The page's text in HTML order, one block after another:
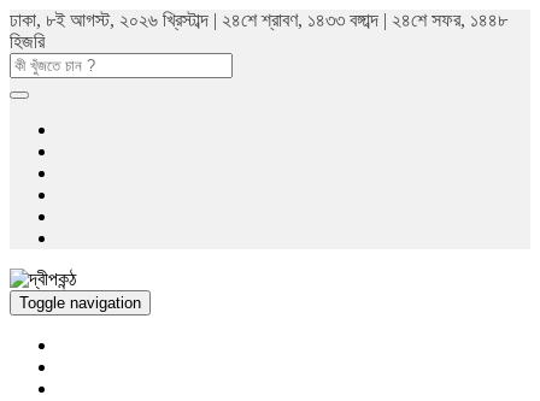
ঢাকা, ৮ই আগস্ট, ২০২৬ খ্রিস্টাব্দ | ২৪শে শ্রাবণ, ১৪৩৩ বঙ্গাব্দ | ২৪শে সফর, ১৪৪৮
হিজরি
Toggle navigation